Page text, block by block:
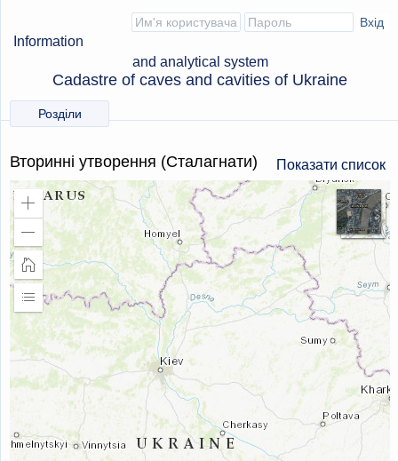
Information
and analytical system
Cadastre of caves and cavities of Ukraine
Розділи
Показати список
Вторинні утворення (Сталагнати)
Збільшити
масштаб
Зменшити
масштаб
Головна
сторінка
Розширити